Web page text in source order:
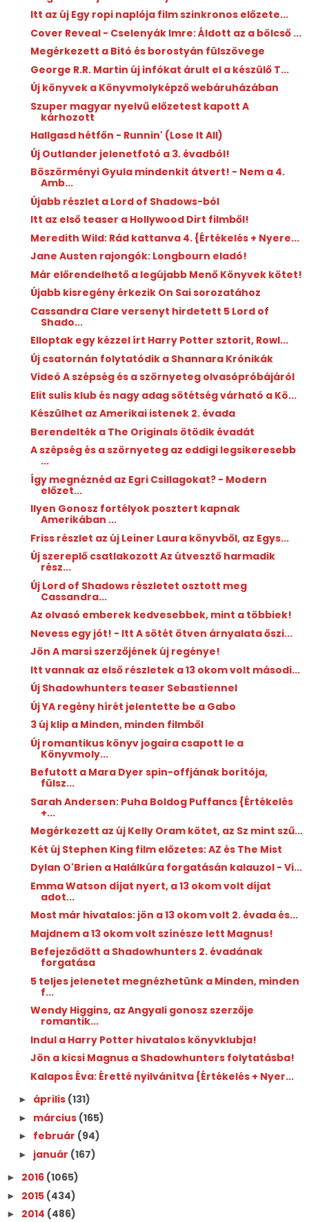
Itt az új Egy ropi naplója film szinkronos előzete...
Cover Reveal - Cselenyák Imre: Áldott az a bölcső ...
Megérkezett a Bitó és borostyán fülszövege
George R.R. Martin új infókat árult el a készülő T...
Új könyvek a Könyvmolyképző webáruházában
Szuper magyar nyelvű előzetest kapott A
kárhozott
Hallgasd hétfőn - Runnin' (Lose It All)
Új Outlander jelenetfotó a 3. évadból!
Böszörményi Gyula mindenkit átvert! - Nem a 4.
Amb...
Újabb részlet a Lord of Shadows-ból
Itt az első teaser a Hollywood Dirt filmből!
Meredith Wild: Rád ​kattanva 4. {Értékelés + Nyere...
Jane Austen rajongók: Longbourn eladó!
Már előrendelhető a legújabb Menő Könyvek kötet!
Újabb kisregény érkezik On Sai sorozatához
Cassandra Clare versenyt hirdetett 5 Lord of
Shado...
Elloptak egy kézzel írt Harry Potter sztorit, Rowl...
Új csatornán folytatódik a Shannara Krónikák
Videó A szépség és a szörnyeteg olvasópróbájáról
Elit sulis klub és nagy adag sötétség várható a Kö...
Készülhet az Amerikai istenek 2. évada
Berendelték a The Originals ötödik évadát
A szépség és a szörnyeteg az eddigi legsikeresebb
...
Így megnéznéd az Egri Csillagokat? - Modern
előzet...
Ilyen Gonosz fortélyok posztert kapnak
Amerikában ...
Friss részlet az új Leiner Laura könyvből, az Egys...
Új szereplő csatlakozott Az útvesztő harmadik
rész...
Új Lord of Shadows részletet osztott meg
Cassandra...
Az olvasó emberek kedvesebbek, mint a többiek!
Nevess egy jót! - Itt A sötét ötven árnyalata őszi...
Jön A marsi szerzőjének új regénye!
Itt vannak az első részletek a 13 okom volt másodi...
Új Shadowhunters teaser Sebastiennel
Új YA regény hírét jelentette be a Gabo
3 új klip a Minden, minden filmből
Új romantikus könyv jogaira csapott le a
Könyvmoly...
Befutott a Mara Dyer spin-offjának borítója,
fülsz...
Sarah Andersen: Puha ​Boldog Puffancs {Értékelés
+...
Megérkezett az új Kelly Oram kötet, az Sz mint szű...
Két új Stephen King film előzetes: AZ és The Mist
Dylan O'Brien a Halálkúra forgatásán kalauzol - Vi...
Emma Watson díjat nyert, a 13 okom volt díjat
adot...
Most már hivatalos: jön a 13 okom volt 2. évada és...
Majdnem a 13 okom volt színésze lett Magnus!
Befejeződött a Shadowhunters 2. évadának
forgatása
5 teljes jelenetet megnézhetünk a Minden, minden
f...
Wendy Higgins, az Angyali gonosz szerzője
romantik...
Indul a Harry Potter hivatalos könyvklubja!
Jön a kicsi Magnus a Shadowhunters folytatásba!
Kalapos Éva: Éretté ​nyilvánítva {Értékelés + Nyer...
► április (131)
► március (165)
► február (94)
► január (167)
► 2016 (1065)
► 2015 (434)
► 2014 (486)